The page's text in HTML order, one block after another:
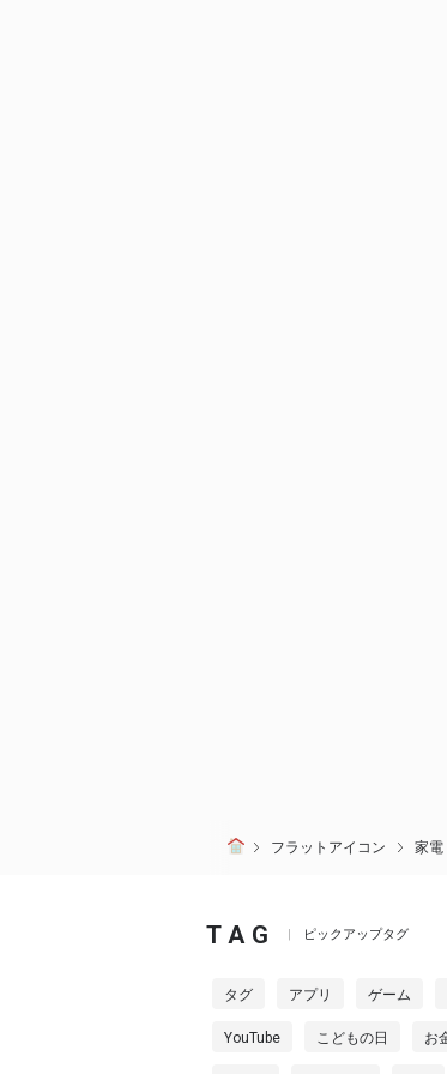
フラットアイコン 家電
TAG ピックアップタグ
タグ アプリ ゲーム
YouTube こどもの日 お